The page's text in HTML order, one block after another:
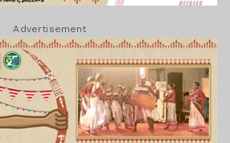
Advertisement